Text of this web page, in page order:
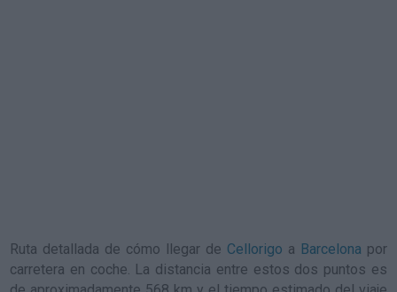
Ruta detallada de cómo llegar de Cellorigo a Barcelona por
carretera en coche. La distancia entre estos dos puntos es